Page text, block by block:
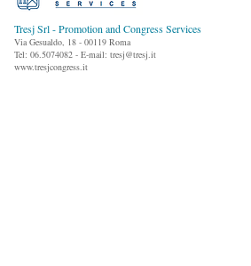
Tresj Srl - Promotion and Congress Services
Via Gesualdo, 18 - 00119 Roma
Tel: 06.5074082 - E-mail: tresj@tresj.it
www.tresjcongress.it